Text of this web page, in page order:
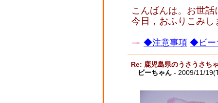
こんばんは。お世話
今日，おふりこみ
◆注意事項 ◆ビー
Re: 鹿児島県のうさうさち
ビーちゃん - 2009/11/